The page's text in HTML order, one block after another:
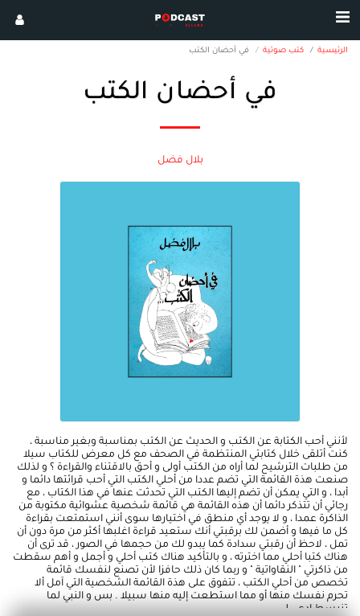
الرئيسية كتب صوتية في أحضان الكتب
في أحضان الكتب
بلال فضل
لأنني أحب الكتابة عن الكتب و الحديث عن الكتب بمناسبة وبغير مناسبة ،
كنت أتلقى خلال كتابتي المنتظمة في الصحف مع كل معرض للكتاب سيلا
من طلبات الترشيح لما أراه من الكتب أولى و أحق بالاقتناء والقراءة ؟ و لذلك
صنعت هذة القائمة التي تضم عددا من أحلي الكتب التي أحب قرائتها دائما و
أبدا ، و التي يمكن أن تضم إليها الكتب التي تحدثت عنها في هذا الكتاب ، مع
رجائي أن تتذكر دائما أن هذه القائمة هي قائمة شخصية عشوائية مكتوبة من
الذاكرة عمدا ، و لا يوجد أي منطق في اختيارها سوى أنني استمتعت بقراءة
كل ما فيها و أضمن لك برقبتي أنك ستعيد قراءة اغلبها أكثر من مرة دون أن
تمل ، لاحظ أن رقبتي سدادة كما يبدو لك من حجمها في الصور ، قد ترى أن
هناك كتبا أحلي مما اخترته ، و بالتأكيد هناك كتب أحلي و أجمل و أهم سقطت
من ذاكرتي " النقاواتية " و ربما كان ذلك حافزا لأن تصنع لنفسك قائمة
تخصص من أحلي الكتب ، تتفوق على هذة القائمة الشخصية التي آمل ألا
تحرم نفسك منها أو مما استطعت إليه منها سبيلا . بس و النبي لما
تنبسط ادعي لي .